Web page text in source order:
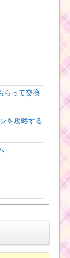
らって交換
を攻略する